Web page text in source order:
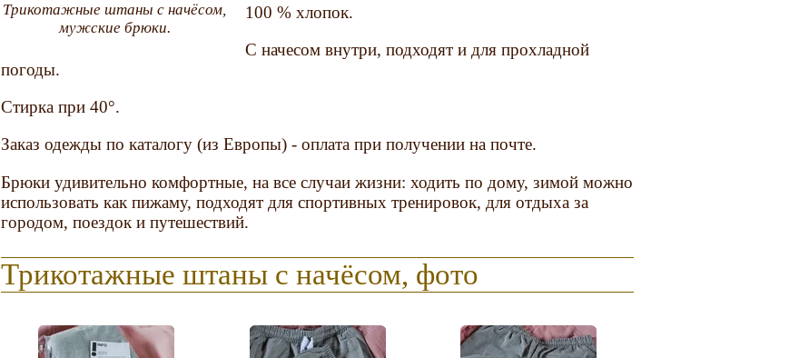
Трикотажные штаны с начёсом,
мужские брюки.
100 % хлопок.
С начесом внутри, подходят и для прохладной
погоды.
Стирка при 40°.
Заказ одежды по каталогу (из Европы) - оплата при получении на почте.
Брюки удивительно комфортные, на все случаи жизни: ходить по дому, зимой можно
использовать как пижаму, подходят для спортивных тренировок, для отдыха за
городом, поездок и путешествий.
Трикотажные штаны с начёсом, фото